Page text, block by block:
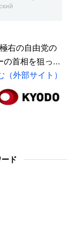
Русский
右の自由党の
の首相を狙っ...
外部サイト）
ド